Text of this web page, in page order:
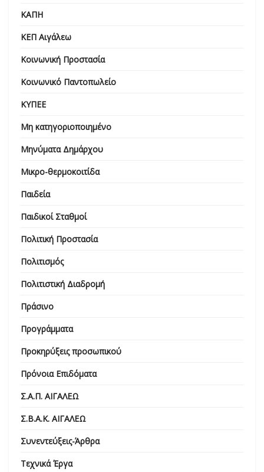
ΚΑΠΗ
ΚΕΠ Αιγάλεω
Κοινωνική Προστασία
Κοινωνικό Παντοπωλείο
ΚΥΠΕΕ
Μη κατηγοριοποιημένο
Μηνύματα Δημάρχου
Μικρο-θερμοκοιτίδα
Παιδεία
Παιδικοί Σταθμοί
Πολιτική Προστασία
Πολιτισμός
Πολιτιστική Διαδρομή
Πράσινο
Προγράμματα
Προκηρύξεις προσωπικού
Πρόνοια Επιδόματα
Σ.Α.Π. ΑΙΓΑΛΕΩ
Σ.Β.Α.Κ. ΑΙΓΑΛΕΩ
Συνεντεύξεις-Άρθρα
Τεχνικά Έργα